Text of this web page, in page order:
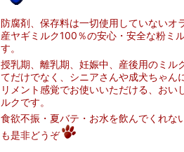
防腐剤、保存料は一切使用していないオ
産ヤギミルク100％の安心・安全な粉ミ
す。
授乳期、離乳期、妊娠中、産後用のミル
てだけでなく、シニアさんや成犬ちゃん
リメント感覚でお使いいただける、おい
ルクです。
食欲不振・夏バテ・お水を飲んでくれな
も是非どうぞ